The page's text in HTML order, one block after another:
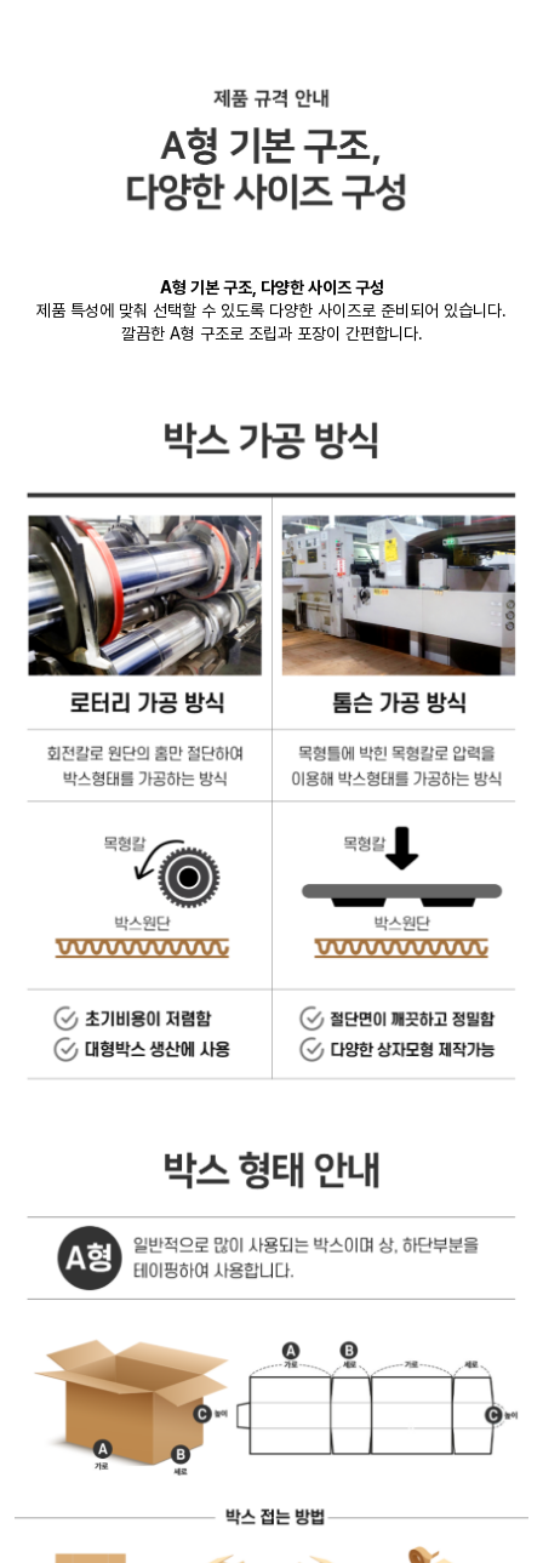
A형 기본 구조, 다양한 사이즈 구성
제품 특성에 맞춰 선택할 수 있도록 다양한 사이즈로 준비되어 있습니다.
깔끔한 A형 구조로 조립과 포장이 간편합니다.